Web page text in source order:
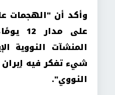
وأكد أن "الهجمات
على
المنشآت النووية
شيء تفكر فيه
النووي".